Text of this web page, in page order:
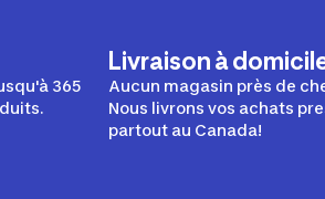
365
Livraison à
Aucun magasin près de
Nous livrons vos achats
partout au Canada!